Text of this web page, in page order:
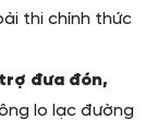
thi chính thức
đưa đón,
lo lạc đường